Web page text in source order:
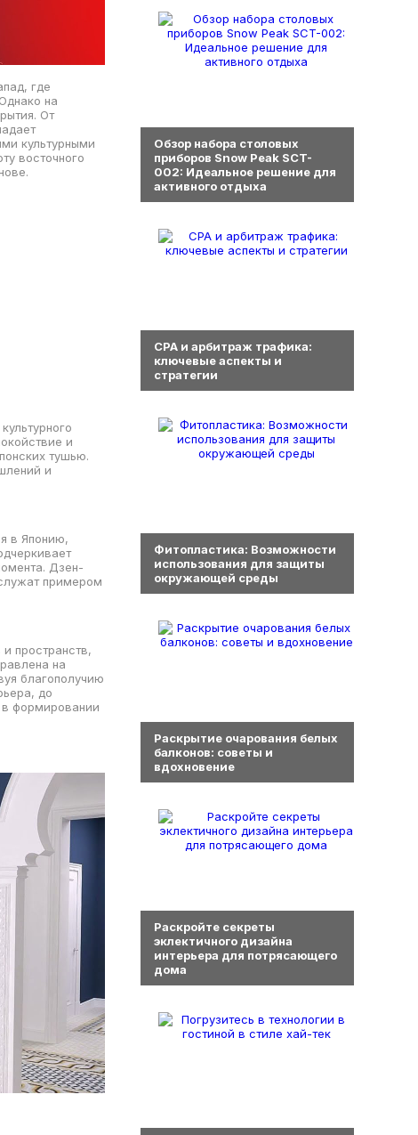
где
на
От
культурными
восточного
и
тушью.
и
в Японию,
Дзен-
примером
пространств,
​​на
благополучию
до
формировании
Обзор набора столовых
приборов Snow Peak SCT-
002: Идеальное решение для
активного отдыха
СРА и арбитраж трафика:
ключевые аспекты и
стратегии
Фитопластика: Возможности
использования для защиты
окружающей среды
Раскрытие очарования белых
балконов: советы и
вдохновение
Раскройте секреты
эклектичного дизайна
интерьера для потрясающего
дома